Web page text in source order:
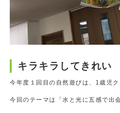
キラキラしてきれい
今年度１回目の自然遊びは、1歳児ク
今回のテーマは「水と光に五感で出